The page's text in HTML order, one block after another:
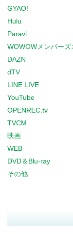
GYAO!
Hulu
Paravi
WOWOWメンバーズ
DAZN
dTV
LINE LIVE
YouTube
OPENREC.tv
TVCM
映画
WEB
DVD＆Blu-ray
その他